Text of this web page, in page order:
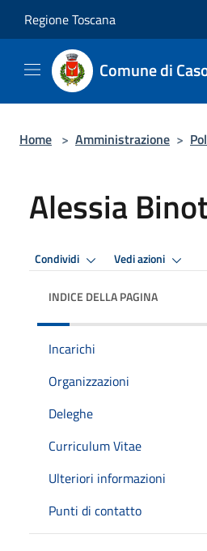
Regione Toscana
Comune di
Home > Amministrazione >
Alessia
Condividi Vedi azioni
INDICE DELLA PAGINA
Incarichi
Organizzazioni
Deleghe
Curriculum Vitae
Ulteriori informazioni
Punti di contatto